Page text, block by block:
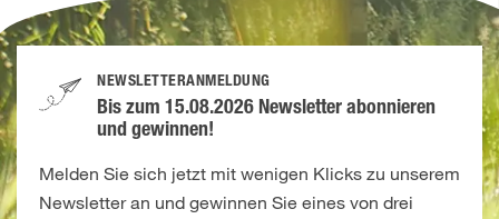
NEWSLETTERANMELDUNG
Bis zum 15.08.2026 Newsletter abonnieren
und gewinnen!
Melden Sie sich jetzt mit wenigen Klicks zu unserem
Newsletter an und gewinnen Sie eines von drei